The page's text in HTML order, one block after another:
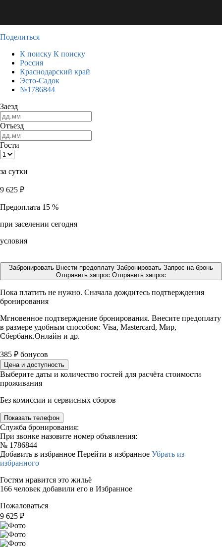
Поделиться
К поиску К поиску
Россия
Краснодарский край
Эсто-Садок
№1786844
Заезд
Отъезд
Гости
за сутки
9 625 ₽
Предоплата 15 %
при заселении сегодня
условия
Забронировать Внести предоплату Забронировать Запрос на бронь
Отправить запрос Отправить запрос
Пока платить не нужно. Сначала дождитесь подтверждения
бронирования
Мгновенное подтверждение бронирования. Внесите предоплату
в размере удобным способом: Visa, Mastercard, Мир,
Сбербанк.Онлайн и др.
385 ₽ бонусов
Цена и доступность
Выберите даты и количество гостей для расчёта стоимости
проживания
Без комиссии и сервисных сборов
Показать телефон
Служба бронирования:
При звонке назовите номер объявления:
№ 1786844
Добавить в избранное Перейти в избранное Убрать из
избранного
Гостям нравится это жильё
166 человек добавили его в Избранное
Пожаловаться
9 625 ₽